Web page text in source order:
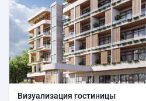
Визуализация гостиницы